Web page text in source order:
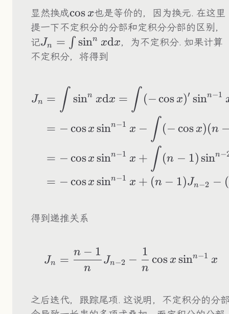
显然换成\cos
x
cosx也是等价的，因为换元. 在这里
提一下不定积分的分部和定积分分部的区别，
记J_n=\int\sin^nx\text{d}x
Jn = ∫ sinn xdx，为不定积分. 如果计算
不定积分，将得到
\begin{aligned}
Jn = ∫ sinn xdx = ∫ (− cos x)′ sinn−1
= − cosx sinn−1 x − ∫ (− cosx)(n
= − cosx sinn−1 x + ∫ (n − 1) sinn−
= − cosx sinn−1 x + (n − 1)Jn−2 − (
得到递推关系
J_n=\frac{n-
Jn =
n
n − 1
Jn−2 −
n
1
cosx sinn−1 x
之后迭代，跟踪尾项. 这说明，不定积分的分